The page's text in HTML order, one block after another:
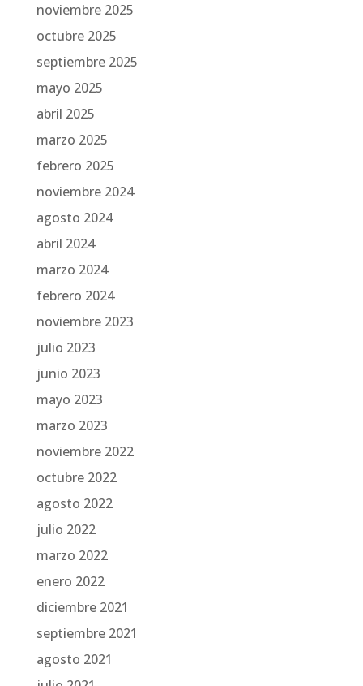
noviembre 2025
octubre 2025
septiembre 2025
mayo 2025
abril 2025
marzo 2025
febrero 2025
noviembre 2024
agosto 2024
abril 2024
marzo 2024
febrero 2024
noviembre 2023
julio 2023
junio 2023
mayo 2023
marzo 2023
noviembre 2022
octubre 2022
agosto 2022
julio 2022
marzo 2022
enero 2022
diciembre 2021
septiembre 2021
agosto 2021